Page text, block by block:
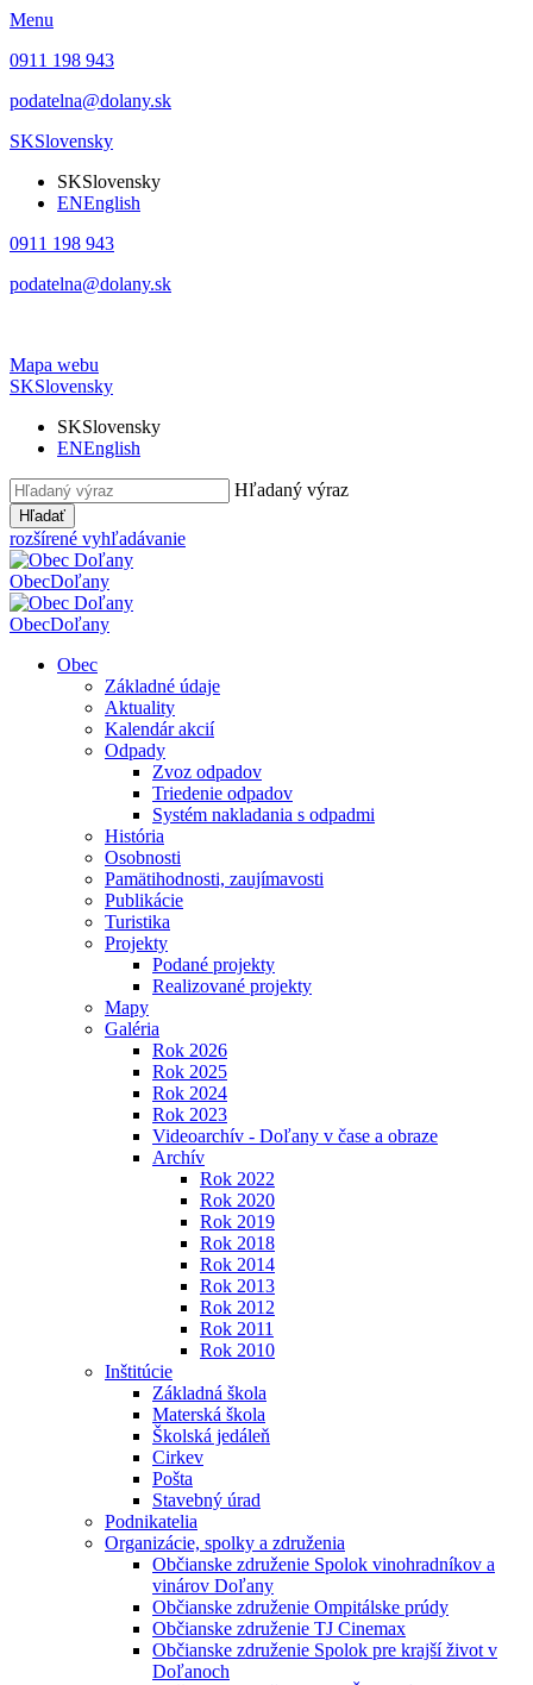
Menu
0911 198 943
podatelna@dolany.sk
SKSlovensky
SKSlovensky
ENEnglish
0911 198 943
podatelna@dolany.sk
Mapa webu
SKSlovensky
SKSlovensky
ENEnglish
Hľadaný výraz
Hľadať
rozšírené vyhľadávanie
ObecDoľany
ObecDoľany
Obec
Základné údaje
Aktuality
Kalendár akcií
Odpady
Zvoz odpadov
Triedenie odpadov
Systém nakladania s odpadmi
História
Osobnosti
Pamätihodnosti, zaujímavosti
Publikácie
Turistika
Projekty
Podané projekty
Realizované projekty
Mapy
Galéria
Rok 2026
Rok 2025
Rok 2024
Rok 2023
Videoarchív - Doľany v čase a obraze
Archív
Rok 2022
Rok 2020
Rok 2019
Rok 2018
Rok 2014
Rok 2013
Rok 2012
Rok 2011
Rok 2010
Inštitúcie
Základná škola
Materská škola
Školská jedáleň
Cirkev
Pošta
Stavebný úrad
Podnikatelia
Organizácie, spolky a združenia
Občianske združenie Spolok vinohradníkov a
vinárov Doľany
Občianske združenie Ompitálske prúdy
Občianske združenie TJ Cinemax
Občianske združenie Spolok pre krajší život v
Doľanoch